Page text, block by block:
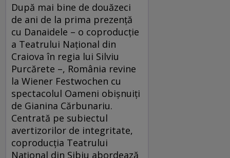
După mai bine de douăzeci
de ani de la prima prezenţă
cu Danaidele – o coproducţie
a Teatrului Naţional din
Craiova în regia lui Silviu
Purcărete –, România revine
la Wiener Festwochen cu
spectacolul Oameni obişnuiţi
de Gianina Cărbunariu.
Centrată pe subiectul
avertizorilor de integritate,
coproducţia Teatrului
Naţional din Sibiu abordează